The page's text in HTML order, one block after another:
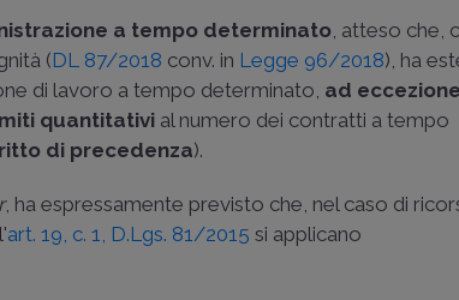
a tempo determinato, atteso che,
(DL 87/2018 conv. in Legge 96/2018), ha
di lavoro a tempo determinato, ad eccezione
quantitativi al numero dei contratti a tempo
di precedenza).
, ha espressamente previsto che, nel caso di
art. 19, c. 1, D.Lgs. 81/2015 si applicano